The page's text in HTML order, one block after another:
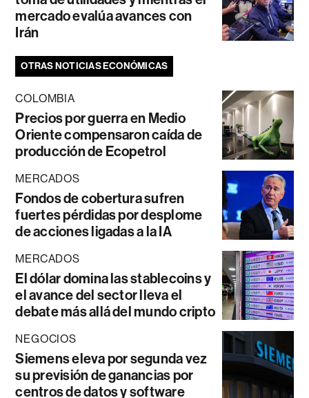
mercado evalúa avances con
Irán
OTRAS NOTICIAS ECONÓMICAS
COLOMBIA
Precios por guerra en Medio
Oriente compensaron caída de
producción de Ecopetrol
MERCADOS
Fondos de cobertura sufren
fuertes pérdidas por desplome
de acciones ligadas a la IA
MERCADOS
El dólar domina las stablecoins y
el avance del sector lleva el
debate más allá del mundo cripto
NEGOCIOS
Siemens eleva por segunda vez
su previsión de ganancias por
centros de datos y software